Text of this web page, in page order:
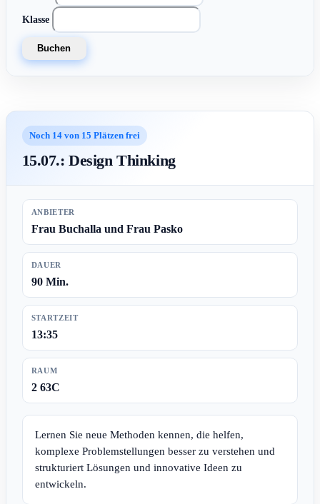
Klasse
Buchen
Noch 14 von 15 Plätzen frei
15.07.: Design Thinking
ANBIETER
Frau Buchalla und Frau Pasko
DAUER
90 Min.
STARTZEIT
13:35
RAUM
2 63C
Lernen Sie neue Methoden kennen, die helfen,
komplexe Problemstellungen besser zu verstehen und
strukturiert Lösungen und innovative Ideen zu
entwickeln.